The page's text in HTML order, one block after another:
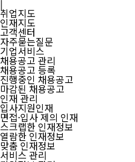
|
취업지도
인재지도
고객센터
자주묻는질문
기업서비스
채용공고 관리
채용공고 등록
진행중인 채용공고
마감된 채용공고
인재 관리
입사지원인재
면접·입사 제의 인재
스크랩한 인재정보
열람한 인재정보
맞춤 인재정보
서비스 관리